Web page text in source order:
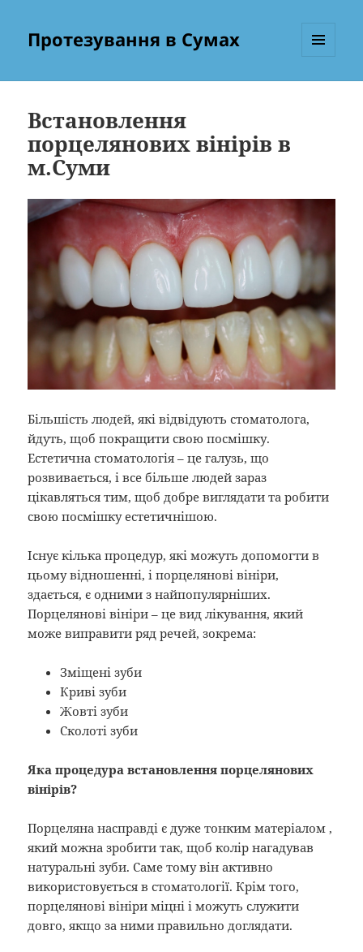
Протезування в Сумах
Встановлення
порцелянових вінірів в
м.Суми
Більшість людей, які відвідують стоматолога,
йдуть, щоб покращити свою посмішку.
Естетична стоматологія – це галузь, що
розвивається, і все більше людей зараз
цікавляться тим, щоб добре виглядати та робити
свою посмішку естетичнішою.
Існує кілька процедур, які можуть допомогти в
цьому відношенні, і порцелянові вініри,
здається, є одними з найпопулярніших.
Порцелянові вініри – це вид лікування, який
може виправити ряд речей, зокрема:
Зміщені зуби
Криві зуби
Жовті зуби
Сколоті зуби
Яка процедура встановлення порцелянових
вінірів?
Порцеляна насправді є дуже тонким матеріалом ,
який можна зробити так, щоб колір нагадував
натуральні зуби. Саме тому він активно
використовується в стоматології. Крім того,
порцелянові вініри міцні і можуть служити
довго, якщо за ними правильно доглядати.